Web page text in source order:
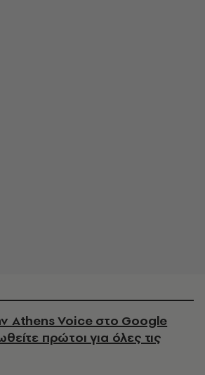
Athens Voice στο Google
πρώτοι για όλες τις